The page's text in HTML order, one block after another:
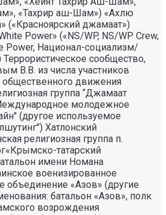
«Тахрир аш-Шам») «Ахлю
(«Красноярский джамаат»)
Power» («NS/WP, NS/WP Crew,
Power, Национал-социализм/
Террористическое сообщество,
В.В. из числа участников
движения
группа “Джамаат
молодежное
(другое используемое
Хатлонский
религиозная группа п.
татарский
имени Номана
военизированное
объединение «Азов» (другие
батальон «Азов», полк
возрождения